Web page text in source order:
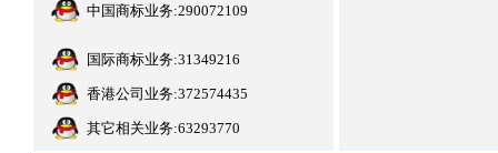
中国商标业务:290072109
国际商标业务:31349216
香港公司业务:372574435
其它相关业务:63293770